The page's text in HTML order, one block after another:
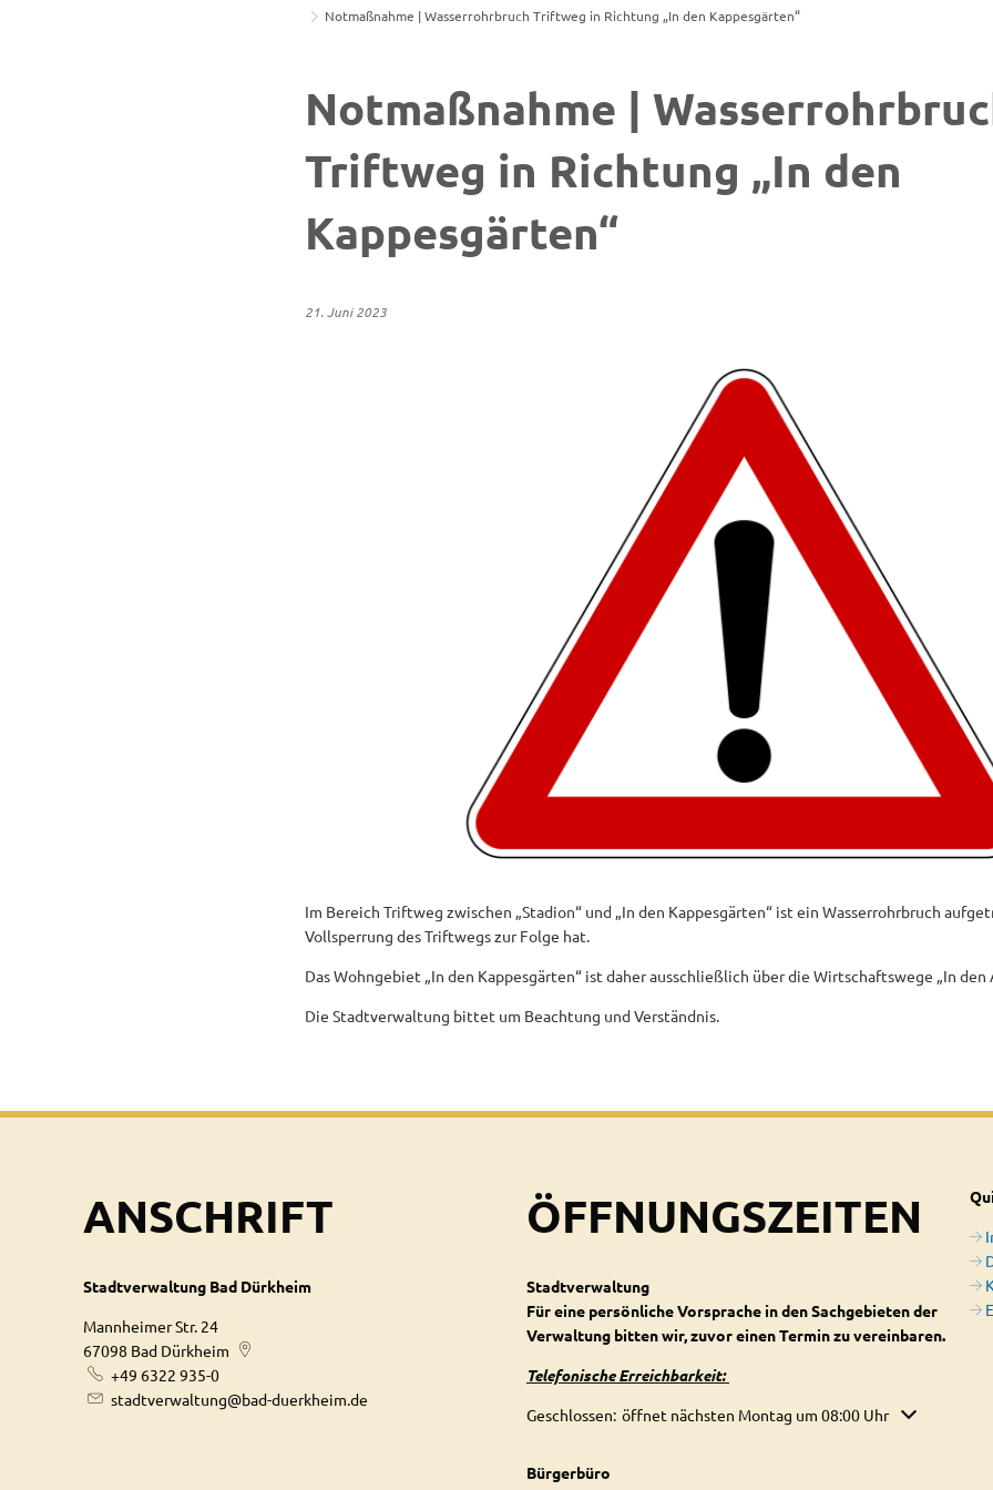
Notmaßnahme | Wasserrohrbruch Triftweg in Richtung „In den Kappesgärten“
Notmaßnahme |
Triftweg in Richtung „In den
Kappesgärten“
21. Juni 2023
Im Bereich Triftweg zwischen „Stadion“ und „In den Kappesgärten“ ist ein Wasserrohrbruch
Vollsperrung des Triftwegs zur Folge hat.
Das Wohngebiet „In den Kappesgärten“ ist daher ausschließlich über die Wirtschaftswege „In den
Die Stadtverwaltung bittet um Beachtung und Verständnis.
ANSCHRIFT
Stadtverwaltung Bad Dürkheim
Mannheimer Str. 24
67098 Bad Dürkheim
+49 6322 935-0
stadtverwaltung@bad-duerkheim.de
ÖFFNUNGSZEITEN
Stadtverwaltung
Für eine persönliche Vorsprache in den Sachgebieten der
Verwaltung bitten wir, zuvor einen Termin zu vereinbaren.
Telefonische Erreichbarkeit:
Klicken, um weitere Öffnungs- oder Schließzeiten auszublenden
Geschlossen: öffnet nächsten Montag um 08:00 Uhr
Bürgerbüro